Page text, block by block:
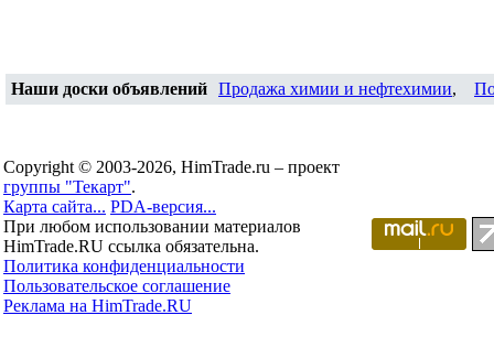
Наши доски объявлений Продажа химии и нефтехимии,
Copyright © 2003-2026, HimTrade.ru – проект
группы "Текарт".
Карта сайта... PDA-версия...
При любом использовании материалов
HimTrade.RU ссылка обязательна.
Политика конфиденциальности
Пользовательское соглашение
Реклама на HimTrade.RU